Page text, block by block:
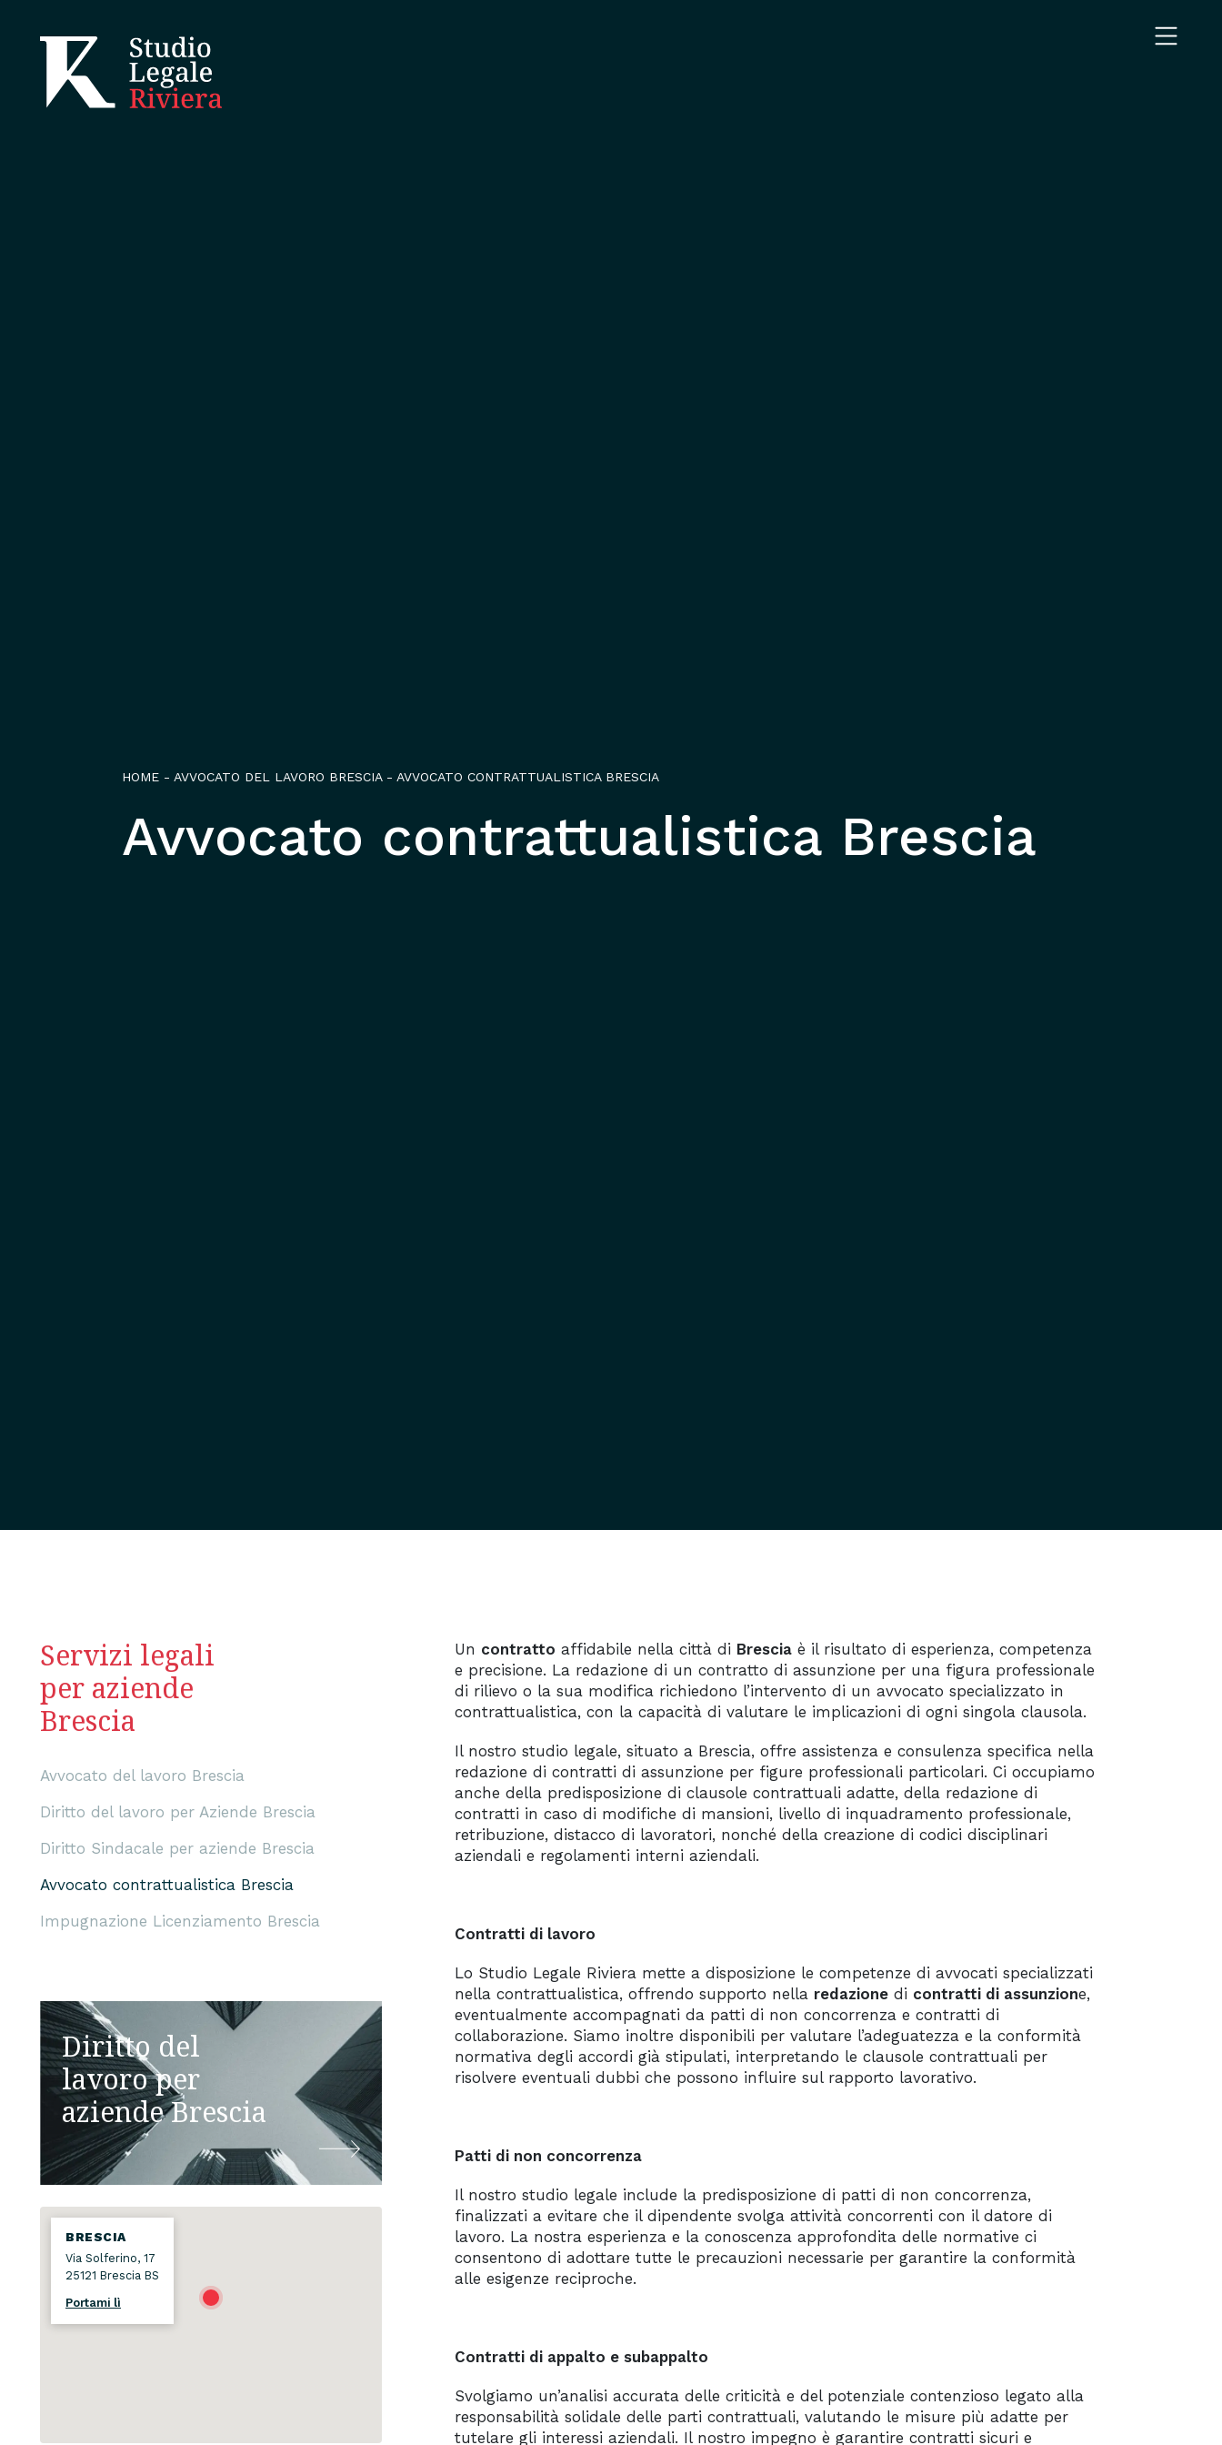
HOME - AVVOCATO DEL LAVORO BRESCIA- AVVOCATO CONTRATTUALISTICA BRESCIA
Avvocato contrattualistica Brescia
Servizi legali
per aziende
Brescia
Avvocato del lavoro Brescia
Diritto del lavoro per Aziende Brescia
Diritto Sindacale per aziende Brescia
Avvocato contrattualistica Brescia
Impugnazione Licenziamento Brescia
Diritto del
lavoro per
aziende Brescia
BRESCIA
Via Solferino, 17
25121 Brescia BS
Portami lì
Un contratto affidabile nella città di Brescia è il risultato di esperienza, competenza
e precisione. La redazione di un contratto di assunzione per una figura professionale
di rilievo o la sua modifica richiedono l’intervento di un avvocato specializzato in
contrattualistica, con la capacità di valutare le implicazioni di ogni singola clausola.
Il nostro studio legale, situato a Brescia, offre assistenza e consulenza specifica nella
redazione di contratti di assunzione per figure professionali particolari. Ci occupiamo
anche della predisposizione di clausole contrattuali adatte, della redazione di
contratti in caso di modifiche di mansioni, livello di inquadramento professionale,
retribuzione, distacco di lavoratori, nonché della creazione di codici disciplinari
aziendali e regolamenti interni aziendali.
Contratti di lavoro
Lo Studio Legale Riviera mette a disposizione le competenze di avvocati specializzati
nella contrattualistica, offrendo supporto nella redazione di contratti di assunzione,
eventualmente accompagnati da patti di non concorrenza e contratti di
collaborazione. Siamo inoltre disponibili per valutare l’adeguatezza e la conformità
normativa degli accordi già stipulati, interpretando le clausole contrattuali per
risolvere eventuali dubbi che possono influire sul rapporto lavorativo.
Patti di non concorrenza
Il nostro studio legale include la predisposizione di patti di non concorrenza,
finalizzati a evitare che il dipendente svolga attività concorrenti con il datore di
lavoro. La nostra esperienza e la conoscenza approfondita delle normative ci
consentono di adottare tutte le precauzioni necessarie per garantire la conformità
alle esigenze reciproche.
Contratti di appalto e subappalto
Svolgiamo un’analisi accurata delle criticità e del potenziale contenzioso legato alla
responsabilità solidale delle parti contrattuali, valutando le misure più adatte per
tutelare gli interessi aziendali. Il nostro impegno è garantire contratti sicuri e